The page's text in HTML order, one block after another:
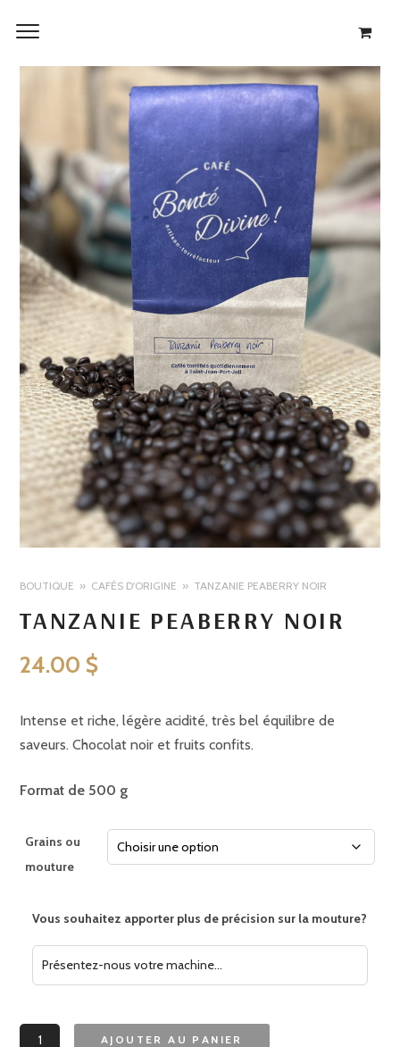
BOUTIQUE CAFÉS D'ORIGINE TANZANIE PEABERRY NOIR
TANZANIE PEABERRY NOIR
24.00 $
Intense et riche, légère acidité, très bel équilibre de
saveurs. Chocolat noir et fruits confits.
Format de 500 g
Grains ou
mouture
Vous souhaitez apporter plus de précision sur la mouture?
quantité
AJOUTER AU PANIER